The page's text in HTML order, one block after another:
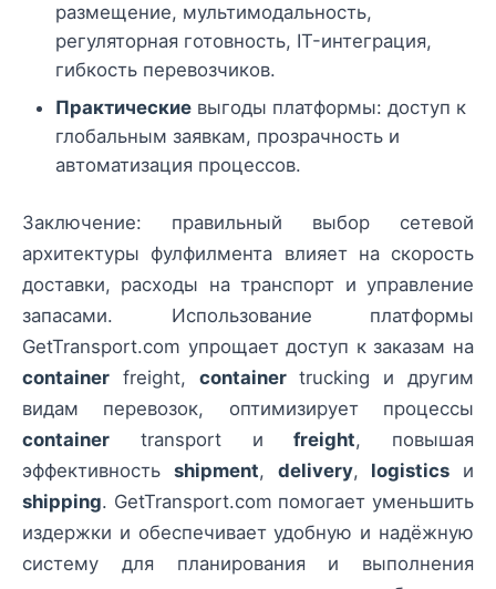
размещение, мультимодальность,
регуляторная готовность, IT-интеграция,
гибкость перевозчиков.
Практические выгоды платформы: доступ к
глобальным заявкам, прозрачность и
автоматизация процессов.
Заключение: правильный выбор сетевой
архитектуры фулфилмента влияет на скорость
доставки, расходы на транспорт и управление
запасами. Использование платформы
GetTransport.com упрощает доступ к заказам на
container freight, containertrucking и другим
видам перевозок, оптимизирует процессы
container transport иfreight, повышая
эффективность shipment, delivery, logistics и
shipping. GetTransport.com помогает уменьшить
издержки и обеспечивает удобную и надёжную
систему для планирования и выполнения